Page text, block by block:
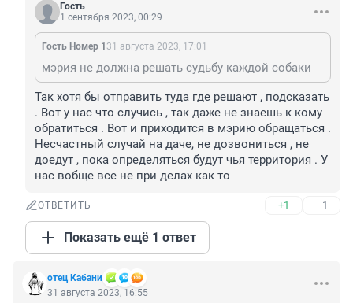
Гость
1 сентября 2023, 00:29
Гость Номер 1 31 августа 2023, 17:01
мэрия не должна решать судьбу каждой собаки
Так хотя бы отправить туда где решают , подсказать
. Вот у нас что случись , так даже не знаешь к кому
обратиться . Вот и приходится в мэрию обращаться .
Несчастный случай на даче, не дозвониться , не
доедут , пока определяться будут чья территория . У
нас вобще все не при делах как то
ОТВЕТИТЬ +1 –1
Показать ещё 1 ответ
отец Кабани
31 августа 2023, 16:55